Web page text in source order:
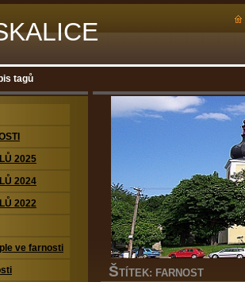
tagů
ŠTÍTEK: FARNOST
2025
2024
2022
ve farnosti